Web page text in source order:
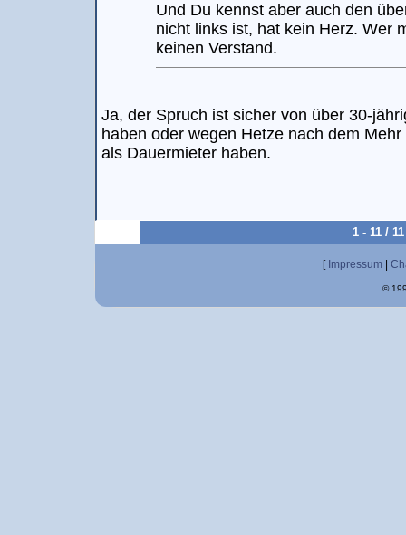
Und Du kennst aber auch den
nicht links ist, hat kein Herz. Wer
keinen Verstand.
Ja, der Spruch ist sicher von über 30-
haben oder wegen Hetze nach dem
als Dauermieter haben.
1 - 11 /
[ Impressum
©